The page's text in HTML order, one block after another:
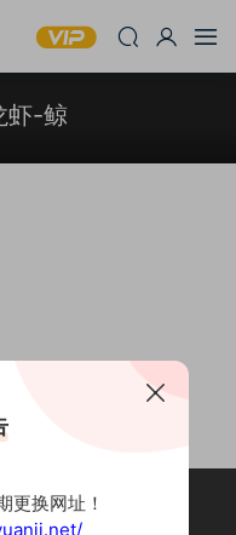
虾-鲸
更换网址！